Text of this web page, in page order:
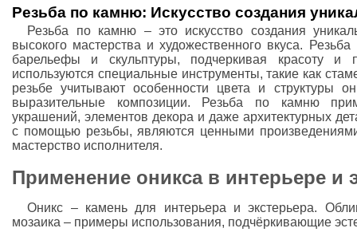
Резьба по камню: Искусство создания
Резьба по камню – это искусство создания
высокого мастерства и художественного вкуса.
барельефы и скульптуры, подчеркивая красоту и
используются специальные инструменты, такие как
резьбе учитывают особенности цвета и структуры
выразительные композиции. Резьба по камню
украшений, элементов декора и даже архитектурных
с помощью резьбы, являются ценными
мастерство исполнителя.
Применение оникса в интерьере и
Оникс – камень для интерьера и экстерьера.
мозаика – примеры использования, подчёркивающие